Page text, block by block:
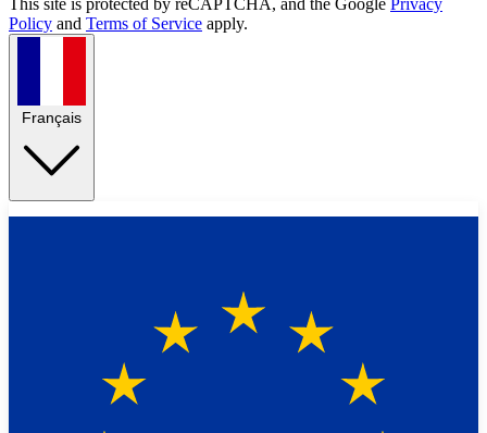
This site is protected by reCAPTCHA, and the Google Privacy
Policy and Terms of Service apply.
Français